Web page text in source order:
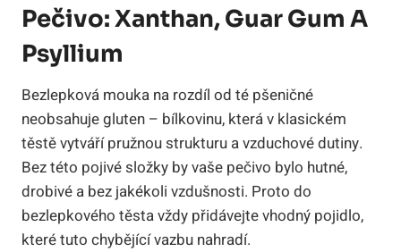
Pečivo: Xanthan, Guar Gum A
Psyllium
Bezlepková mouka na rozdíl od té pšeničné
neobsahuje gluten – bílkovinu, která v klasickém
těstě vytváří pružnou strukturu a vzduchové dutiny.
Bez této pojivé složky by vaše pečivo bylo hutné,
drobivé a bez jakékoli vzdušnosti. Proto do
bezlepkového těsta vždy přidávejte vhodný pojidlo,
které tuto chybějící vazbu nahradí.